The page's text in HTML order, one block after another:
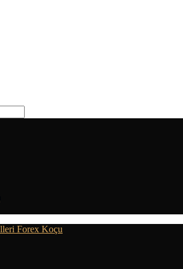
Forex Koçu